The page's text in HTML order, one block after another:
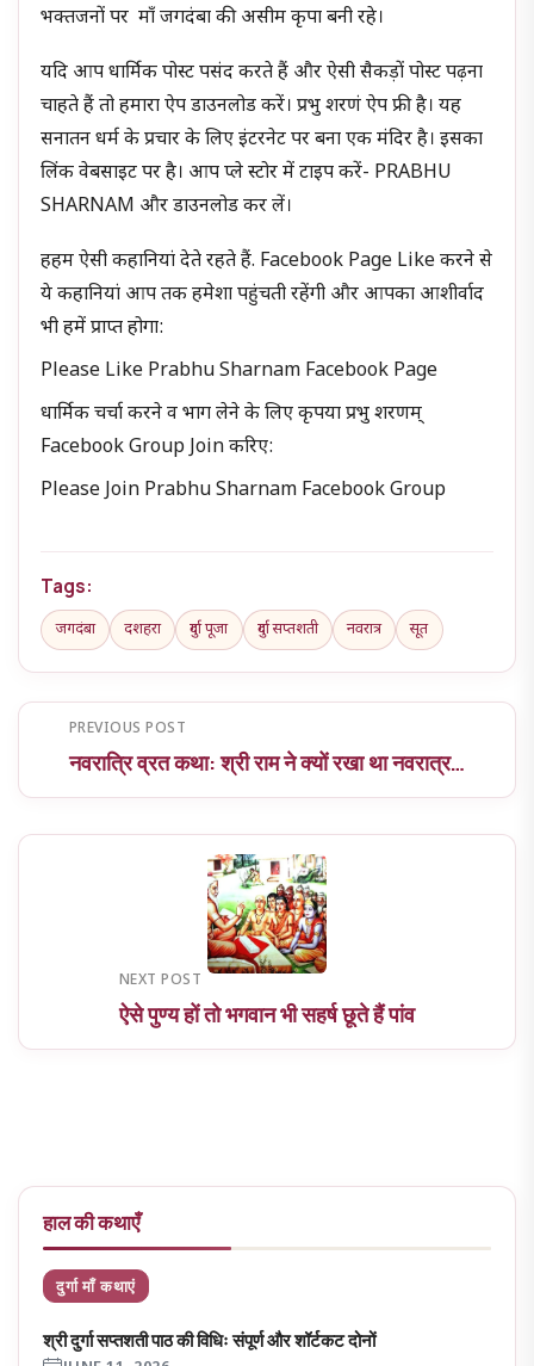
भक्तजनों पर माँ जगदंबा की असीम कृपा बनी रहे।
यदि आप धार्मिक पोस्ट पसंद करते हैं और ऐसी सैकड़ों पोस्ट पढ़ना
चाहते हैं तो हमारा ऐप डाउनलोड करें। प्रभु शरणं ऐप फ्री है। यह
सनातन धर्म के प्रचार के लिए इंटरनेट पर बना एक मंदिर है। इसका
लिंक वेबसाइट पर है। आप प्ले स्टोर में टाइप करें- PRABHU
SHARNAM और डाउनलोड कर लें।
हहम ऐसी कहानियां देते रहते हैं. Facebook Page Like करने से
ये कहानियां आप तक हमेशा पहुंचती रहेंगी और आपका आशीर्वाद
भी हमें प्राप्त होगा:
Please Like Prabhu Sharnam Facebook Page
धार्मिक चर्चा करने व भाग लेने के लिए कृपया प्रभु शरणम्
Facebook Group Join करिए:
Please Join Prabhu Sharnam Facebook Group
Tags:
जगदंबा दशहरा दुर्गा पूजा दुर्गा सप्तशती नवरात्र सूत
PREVIOUS POST
नवरात्रि व्रत कथा: श्री राम ने क्यों रखा था नवरात्र…
NEXT POST
ऐसे पुण्य हों तो भगवान भी सहर्ष छूते हैं पांव
हाल की कथाएँ
दुर्गा माँ कथाएं
श्री दुर्गा सप्तशती पाठ की विधिः संपूर्ण और शॉर्टकट दोनों